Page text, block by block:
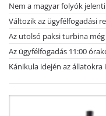
Nem a magyar folyók
Változik az ügyfélfogadási
Az utolsó paksi turbina
Az ügyfélfogadás 11:00
Kánikula idején az